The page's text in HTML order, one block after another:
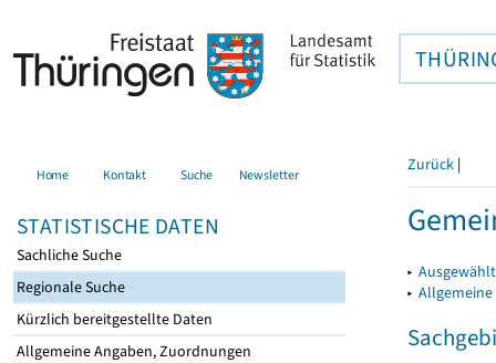
Home Kontakt Suche Newsletter
STATISTISCHE DATEN
Sachliche Suche
Regionale Suche
Kürzlich bereitgestellte Daten
Allgemeine Angaben, Zuordnungen
Zurück |
▸
▸